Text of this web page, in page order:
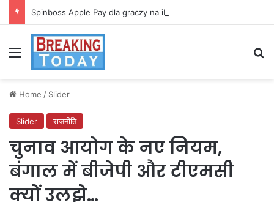
Spinboss Apple Pay dla graczy na iPhone
Menu
Home / Slider
Slider राजनीति
चुनाव आयोग के नए नियम,
बंगाल में बीजेपी और टीएमसी
क्यों उलझे…